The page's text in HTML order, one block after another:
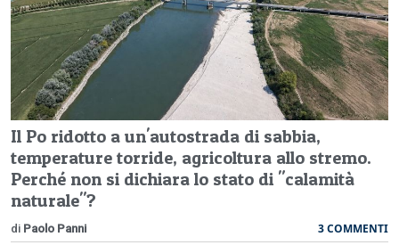
Il Po ridotto a un'autostrada di sabbia,
temperature torride, agricoltura allo stremo.
Perché non si dichiara lo stato di "calamità
naturale"?
di Paolo Panni 3 COMMENTI